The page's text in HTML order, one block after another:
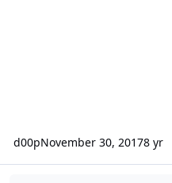
d00pNovember 30, 20178 yr